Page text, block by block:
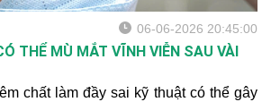
06-06-2026 20:45:00
THỂ MÙ MẮT VĨNH VIỄN SAU VÀI
chất làm đầy sai kỹ thuật có thể gây